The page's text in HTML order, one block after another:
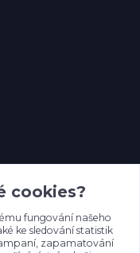
cookies?
fungování našeho
ke sledování statistik
zapamatování